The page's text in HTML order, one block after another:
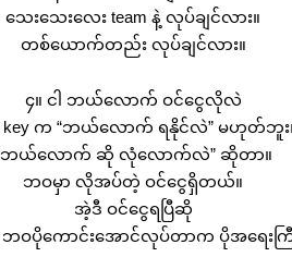
သေးသေးလေး team နဲ့ လုပ်ချင်လား။
တစ်ယောက်တည်း လုပ်ချင်လား။
၄။ ငါ ဘယ်လောက် ဝင်ငွေလိုလဲ
key က “ဘယ်လောက် ရနိုင်လဲ” မဟုတ်ဘူး
ဘယ်လောက် ဆို လုံလောက်လဲ” ဆိုတာ။
ဘဝမှာ လိုအပ်တဲ့ ဝင်ငွေရှိတယ်။
အဲ့ဒီ ဝင်ငွေရပြီဆို
ဝပိုကောင်းအောင်လုပ်တာက ပိုအရေးက